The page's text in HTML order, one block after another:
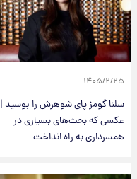
۱۴۰۵/۲/۲۵
سلنا گومز پای شوهرش را بوسید |
عکسی که بحث‌های بسیاری در
همسرداری به راه انداخت